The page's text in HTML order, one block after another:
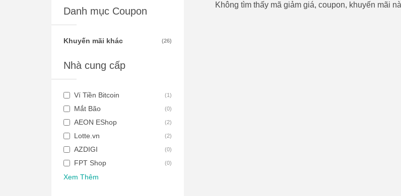
Danh mục Coupon
Khuyến mãi khác (26)
Nhà cung cấp
Ví Tiền Bitcoin (1 )
Mắt Bão (0)
AEON EShop (2)
Lotte.vn (2)
AZDIGI (0)
FPT Shop (0)
Xem Thêm
Không tìm thấy mã giảm giá, coupon, khuyến mãi